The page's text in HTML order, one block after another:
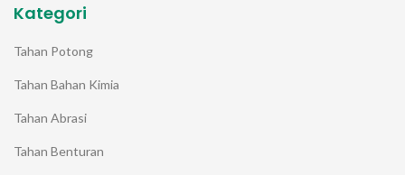
Kategori
Tahan Potong
Tahan Bahan Kimia
Tahan Abrasi
Tahan Benturan